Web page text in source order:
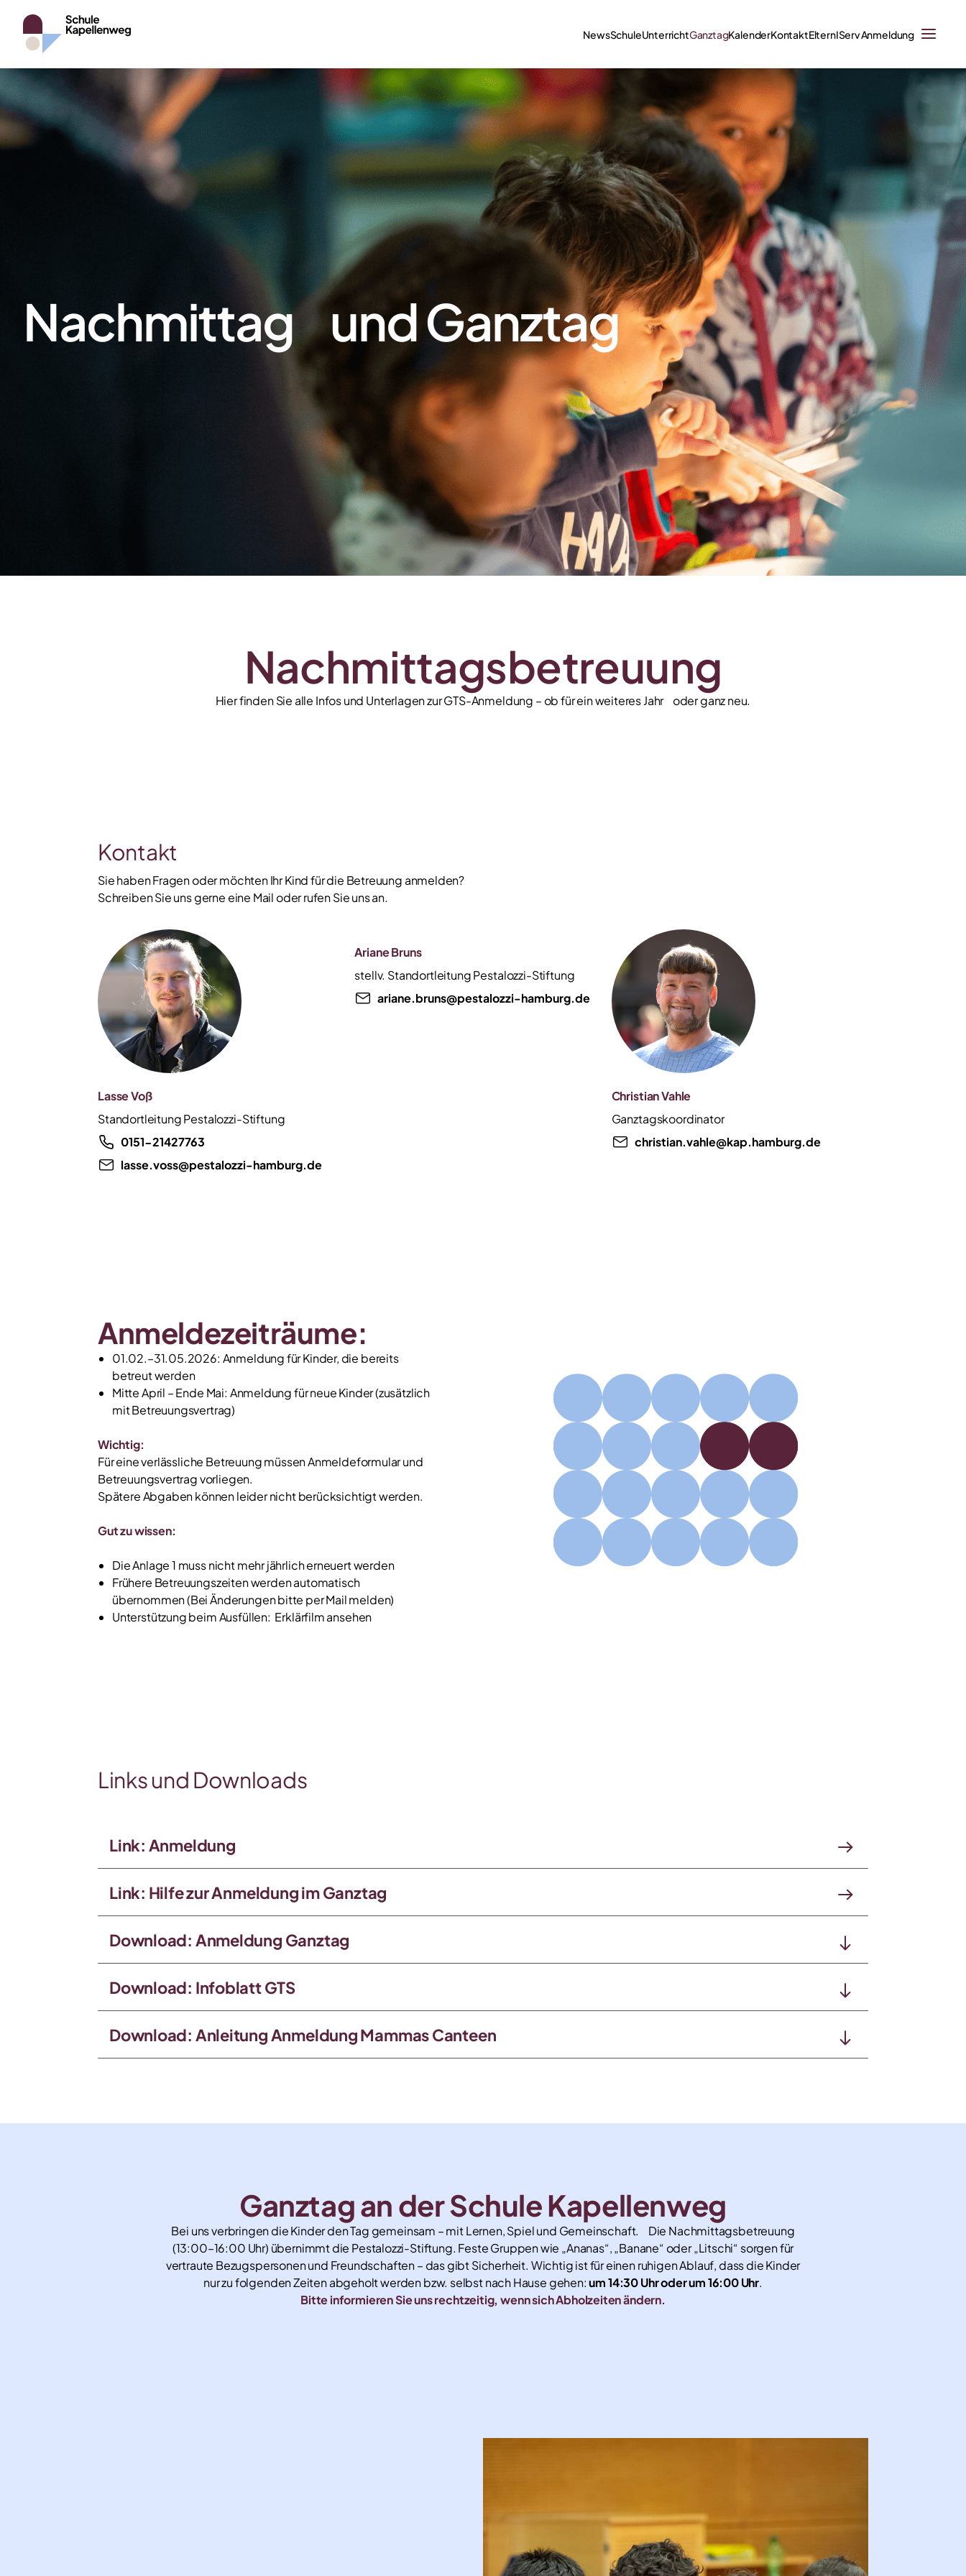
NewsSchuleUnterrichtGanztagKalenderKontaktElternIServ Anmeldung
Nachmittag und Ganztag
Nachmittagsbetreuung
Hier finden Sie alle Infos und Unterlagen zur GTS-Anmeldung – ob für ein weiteres Jahr oder ganz neu.
Kontakt
Sie haben Fragen oder möchten Ihr Kind für die Betreuung anmelden?
Schreiben Sie uns gerne eine Mail oder rufen Sie uns an.
Lasse Voß
Standortleitung Pestalozzi-Stiftung
0151-21427763
lasse.voss@pestalozzi-hamburg.de
Ariane Bruns
stellv. Standortleitung Pestalozzi-Stiftung
ariane.bruns@pestalozzi-hamburg.de
Christian Vahle
Ganztagskoordinator
christian.vahle@kap.hamburg.de
Anmeldezeiträume:
01.02.–31.05.2026: Anmeldung für Kinder, die bereits
betreut werden
Mitte April – Ende Mai: Anmeldung für neue Kinder (zusätzlich
mit Betreuungsvertrag)
Wichtig:
Für eine verlässliche Betreuung müssen Anmeldeformular und
Betreuungsvertrag vorliegen.
Spätere Abgaben können leider nicht berücksichtigt werden.
Gut zu wissen:
Die Anlage 1 muss nicht mehr jährlich erneuert werden
Frühere Betreuungszeiten werden automatisch
übernommen (Bei Änderungen bitte per Mail melden)
Unterstützung beim Ausfüllen: Erklärfilm ansehen
Links und Downloads
Link: Anmeldung
Link: Hilfe zur Anmeldung im Ganztag
Download: Anmeldung Ganztag
Download: Infoblatt GTS
Download: Anleitung Anmeldung Mammas Canteen
Ganztag an der Schule Kapellenweg
Bei uns verbringen die Kinder den Tag gemeinsam – mit Lernen, Spiel und Gemeinschaft. Die Nachmittagsbetreuung
(13:00–16:00 Uhr) übernimmt die Pestalozzi-Stiftung. Feste Gruppen wie „Ananas“, „Banane“ oder „Litschi“ sorgen für
vertraute Bezugspersonen und Freundschaften – das gibt Sicherheit. Wichtig ist für einen ruhigen Ablauf, dass die Kinder
nur zu folgenden Zeiten abgeholt werden bzw. selbst nach Hause gehen:um 14:30 Uhr oder um 16:00 Uhr.
Bitte informieren Sie uns rechtzeitig, wenn sich Abholzeiten ändern.